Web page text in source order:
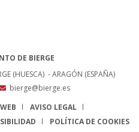
DE BIERGE
(HUESCA) - ARAGÓN (ESPAÑA)
bierge@bierge.es
AVISO LEGAL
POLÍTICA DE COOKIES